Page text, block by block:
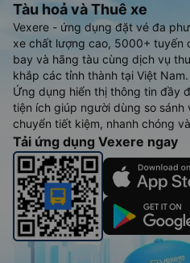
Tàu hoả và Thuê xe
Vexere - ứng dụng đặt vé đa
xe chất lượng cao, 5000+ tuyến
bay và hãng tàu cùng dịch vụ
khắp các tỉnh thành tại Việt Nam.
Ứng dụng hiển thị thông tin đầy
tiện ích giúp người dùng so
chuyển tiết kiệm, nhanh chóng
Tải ứng dụng Vexere ngay